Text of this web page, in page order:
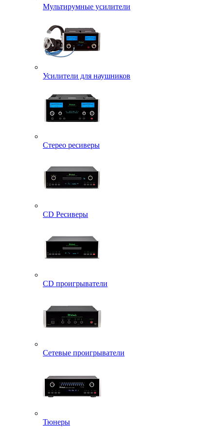
Мультирумные усилители
Усилители для наушников
Стерео ресиверы
CD Ресиверы
CD проигрыватели
Сетевые проигрыватели
Тюнеры